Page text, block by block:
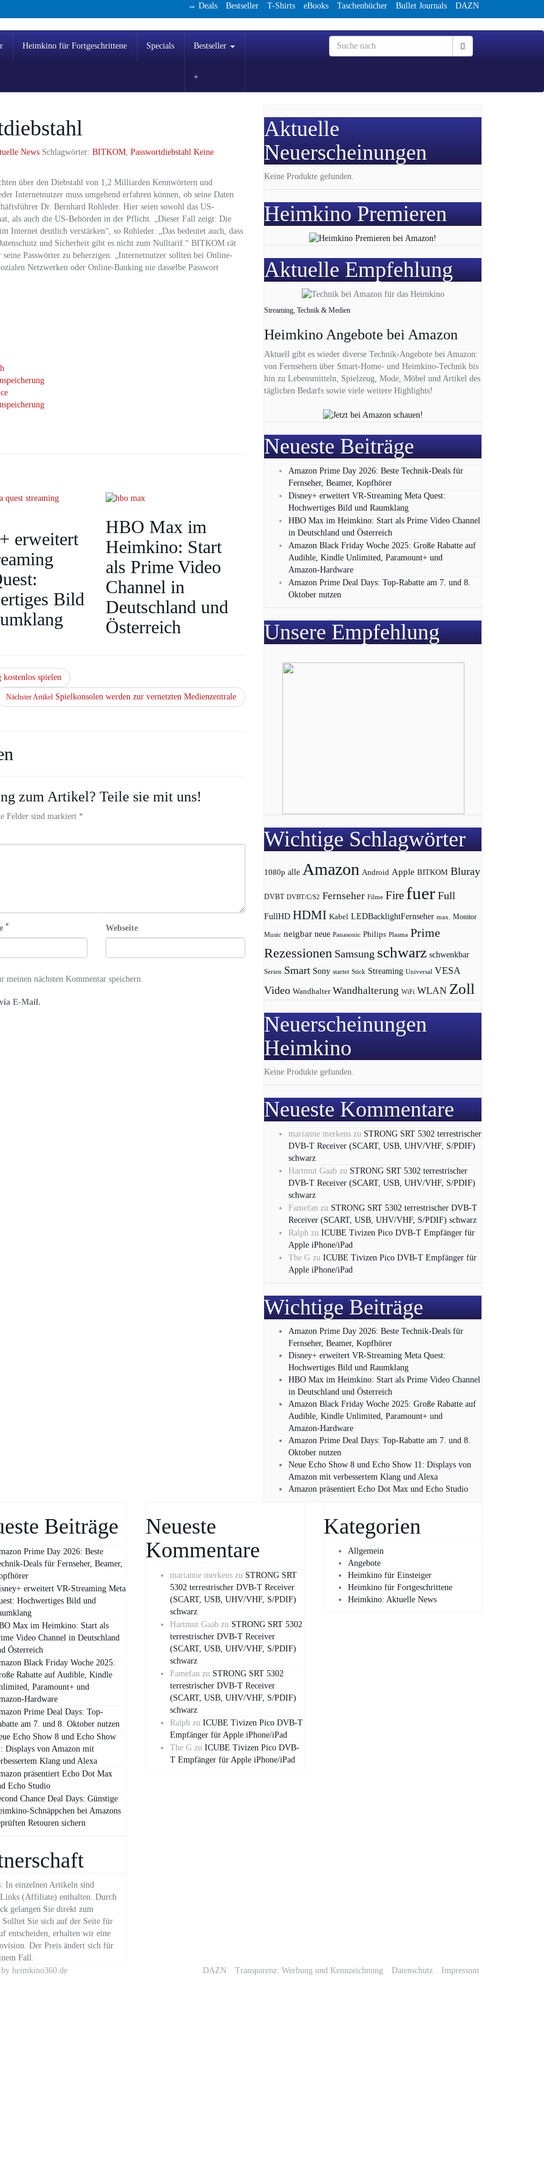
→ Deals Bestseller T-Shirts eBooks Taschenbücher Bullet Journals DAZN
Heimkino für Fortgeschrittene Specials Bestseller
News Schlagwörter: BITKOM, Passwortdiebstahl Keine
über den Diebstahl von 1,2 Milliarden Kennwörtern und
Internetnutzer muss umgehend erfahren können, ob seine Daten
Dr. Bernhard Rohleder. Hier seien sowohl das US-
als auch die US-Behörden in der Pflicht. „Dieser Fall zeigt: Die
deutlich verstärken“, so Rohleder. „Das bedeutet auch, dass
und Sicherheit gibt es nicht zum Nulltarif.“ BITKOM rät
Passwörter zu beherzigen. „Internetnutzer sollten bei Online-
Netzwerken oder Online-Banking nie dasselbe Passwort
erweitert
Bild
HBO Max im
Heimkino: Start
als Prime Video
Channel in
Deutschland und
Österreich
spielen
Nächster Artikel Spielkonsolen werden zur vernetzten Medienzentrale
zum Artikel? Teile sie mit uns!
Felder sind markiert *
* Webseite
nächsten Kommentar speichern.
E-Mail.
Aktuelle
Neuerscheinungen
Keine Produkte gefunden.
Heimkino Premieren
Aktuelle Empfehlung
Streaming, Technik & Medien
Heimkino Angebote bei Amazon
Aktuell gibt es wieder diverse Technik-Angebote bei Amazon:
von Fernsehern über Smart-Home- und Heimkino-Technik bis
hin zu Lebensmitteln, Spielzeug, Mode, Möbel und Artikel des
täglichen Bedarfs sowie viele weitere Highlights!
Neueste Beiträge
Amazon Prime Day 2026: Beste Technik-Deals für
Fernseher, Beamer, Kopfhörer
Disney+ erweitert VR‑Streaming Meta Quest:
Hochwertiges Bild und Raumklang
HBO Max im Heimkino: Start als Prime Video Channel
in Deutschland und Österreich
Amazon Black Friday Woche 2025: Große Rabatte auf
Audible, Kindle Unlimited, Paramount+ und
Amazon‑Hardware
Amazon Prime Deal Days: Top-Rabatte am 7. und 8.
Oktober nutzen
Unsere Empfehlung
Wichtige Schlagwörter
1080p alle Amazon Android Apple BITKOM Bluray
DVBT DVBT/C/S2 Fernseher Filme Fire fuer Full
FullHD HDMI Kabel LEDBacklightFernseher max. Monitor
Music neigbar neue Panasonic Philips Plasma Prime
Rezessionen Samsung schwarz schwenkbar
Serien Smart Sony startet Stick Streaming Universal VESA
Video Wandhalter Wandhalterung WiFi WLAN Zoll
Neuerscheinungen
Heimkino
Keine Produkte gefunden.
Neueste Kommentare
marianne merkens zu STRONG SRT 5302 terrestrischer
DVB-T Receiver (SCART, USB, UHV/VHF, S/PDIF)
schwarz
Hartmut Gaab zu STRONG SRT 5302 terrestrischer
DVB-T Receiver (SCART, USB, UHV/VHF, S/PDIF)
schwarz
Famefan zu STRONG SRT 5302 terrestrischer DVB-T
Receiver (SCART, USB, UHV/VHF, S/PDIF) schwarz
Ralph zu ICUBE Tivizen Pico DVB-T Empfänger für
Apple iPhone/iPad
The G zu ICUBE Tivizen Pico DVB-T Empfänger für
Apple iPhone/iPad
Wichtige Beiträge
Amazon Prime Day 2026: Beste Technik-Deals für
Fernseher, Beamer, Kopfhörer
Disney+ erweitert VR‑Streaming Meta Quest:
Hochwertiges Bild und Raumklang
HBO Max im Heimkino: Start als Prime Video Channel
in Deutschland und Österreich
Amazon Black Friday Woche 2025: Große Rabatte auf
Audible, Kindle Unlimited, Paramount+ und
Amazon‑Hardware
Amazon Prime Deal Days: Top-Rabatte am 7. und 8.
Oktober nutzen
Neue Echo Show 8 und Echo Show 11: Displays von
Amazon mit verbessertem Klang und Alexa
Amazon präsentiert Echo Dot Max und Echo Studio
Beiträge
Prime Day 2026: Beste
Deals für Fernseher, Beamer,
erweitert VR‑Streaming Meta
Hochwertiges Bild und
Max im Heimkino: Start als
Video Channel in Deutschland
Österreich
Black Friday Woche 2025:
Rabatte auf Audible, Kindle
Paramount+ und
Prime Deal Days: Top-
am 7. und 8. Oktober nutzen
Echo Show 8 und Echo Show
Displays von Amazon mit
Klang und Alexa
präsentiert Echo Dot Max
Echo Studio
Chance Deal Days: Günstige
Schnäppchen bei Amazons
Retouren sichern
In einzelnen Artikeln sind
(Affiliate) enthalten. Durch
gelangen Sie direkt zum
Solltet Sie sich auf der Seite für
entscheiden, erhalten wir eine
Der Preis ändert sich für
Fall.
Neueste
Kommentare
marianne merkens zu STRONG SRT
5302 terrestrischer DVB-T Receiver
(SCART, USB, UHV/VHF, S/PDIF)
schwarz
Hartmut Gaab zu STRONG SRT 5302
terrestrischer DVB-T Receiver
(SCART, USB, UHV/VHF, S/PDIF)
schwarz
Famefan zu STRONG SRT 5302
terrestrischer DVB-T Receiver
(SCART, USB, UHV/VHF, S/PDIF)
schwarz
Ralph zu ICUBE Tivizen Pico DVB-T
Empfänger für Apple iPhone/iPad
The G zu ICUBE Tivizen Pico DVB-
T Empfänger für Apple iPhone/iPad
Kategorien
Allgemein
Angebote
Heimkino für Einsteiger
Heimkino für Fortgeschrittene
Heimkino: Aktuelle News
heimkino360.de DAZN Transparenz: Werbung und Kennzeichnung Datenschutz Impressum